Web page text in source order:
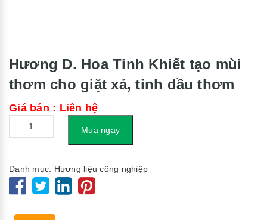
Hương D. Hoa Tinh Khiết tạo mùi
thơm cho giặt xả, tinh dầu thơm
Giá bán : Liên hệ
Mua ngay
Danh mục: Hương liệu công nghiệp